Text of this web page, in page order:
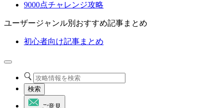
9000点チャレンジ攻略
ユーザージャンル別おすすめ記事まとめ
初心者向け記事まとめ
検索
ご意見